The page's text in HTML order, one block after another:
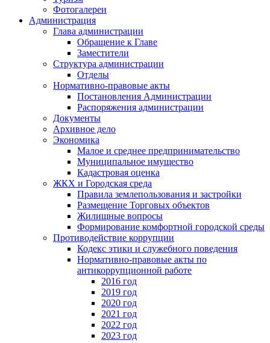
Фотогалереи
Администрация
Глава администрации
Обращение к Главе
Заместители
Структура администрации
Отделы
Нормативно-правовые акты
Постановления Администрации
Распоряжения администрации
Документы
Архивное дело
Экономика
Малое и среднее предпринимательство
Муниципальное имущество
Кадастровая оценка
ЖКХ и Городская среда
Правила землепользования и застройки
Размещение Торговых объектов
Жилищные вопросы
Формирование комфортной городской среды
Противодействие коррупции
Кодекс этики и служебного поведения
Нормативно-правовые акты по
антикоррупционной работе
2016 год
2019 год
2020 год
2021 год
2022 год
2023 год